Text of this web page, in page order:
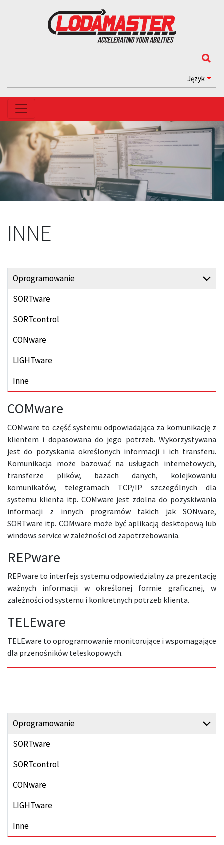
Język
INNE
Oprogramowanie
SORTware
SORTcontrol
CONware
LIGHTware
Inne
COMware
COMware to część systemu odpowiadająca za komunikację z
klientem i dopasowana do jego potrzeb. Wykorzystywana
jest do pozyskania określonych informacji i ich transferu.
Komunikacja może bazować na usługach internetowych,
transferze plików, bazach danych, kolejkowaniu
komunikatów, telegramach TCP/IP szczególnych dla
systemu klienta itp. COMware jest zdolna do pozyskiwania
informacji z innych programów takich jak SONware,
SORTware itp. COMware może być aplikacją desktopową lub
windows service w zależności od zapotrzebowania.
REPware
REPware to interfejs systemu odpowiedzialny za prezentację
ważnych informacji w określonej formie graficznej, w
zależności od systemu i konkretnych potrzeb klienta.
TELEware
TELEware to oprogramowanie monitorujące i wspomagające
dla przenośników teleskopowych.
Oprogramowanie
SORTware
SORTcontrol
CONware
LIGHTware
Inne